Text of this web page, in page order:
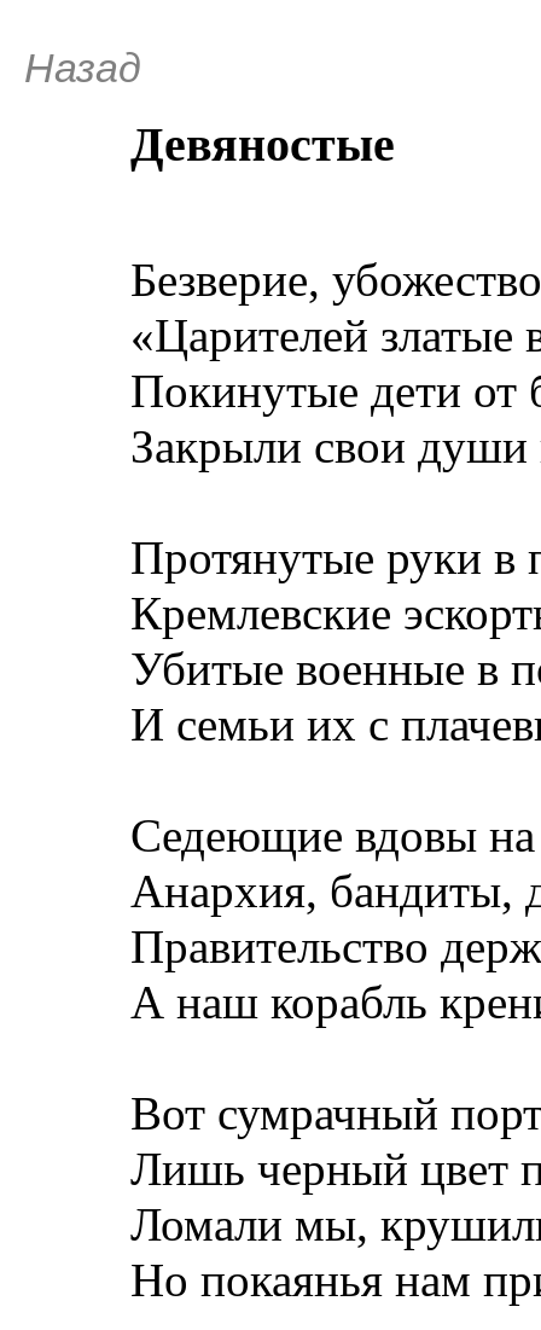
Назад
Девяностые
Безверие,
«Царителей златые
Покинутые дети от
Закрыли свои души
Протянутые руки в
Кремлевские
Убитые военные в
И семьи их с
Седеющие вдовы на
Анархия, бандиты,
Правительство
А наш корабль
Вот сумрачный
Лишь черный цвет
Ломали мы,
Но покаянья нам